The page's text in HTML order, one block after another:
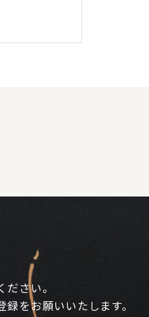
さい。
をお願いいたします。